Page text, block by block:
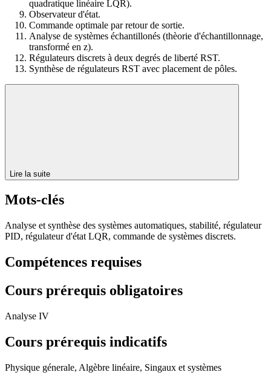
quadratique linéaire LQR).
Observateur d'état.
Commande optimale par retour de sortie.
Analyse de systèmes échantillonés (thèorie d'échantillonnage,
transformé en z).
Régulateurs discrets à deux degrés de liberté RST.
Synthèse de régulateurs RST avec placement de pôles.
Lire la suite
Mots-clés
Analyse et synthèse des systèmes automatiques, stabilité, régulateur
PID, régulateur d'état LQR, commande de systèmes discrets.
Compétences requises
Cours prérequis obligatoires
Analyse IV
Cours prérequis indicatifs
Physique génerale, Algèbre linéaire, Singaux et systèmes